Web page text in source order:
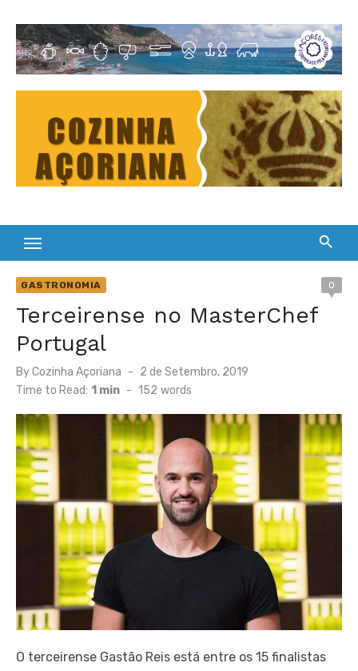
content
Cultura Gastronómica dos Açores
GASTRONOMIA 0
Terceirense no MasterChef
Portugal
ByCozinha Açoriana
Posted
on
2 de Setembro, 2019
Time to Read: 1 min - 152 words
O terceirense Gastão Reis está entre os 15 finalistas